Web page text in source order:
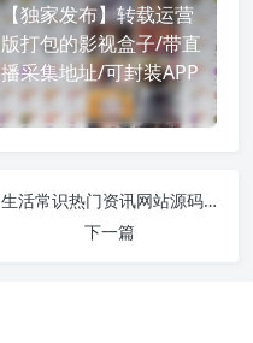
【独家发布】转载运营
版打包的影视盒子/带直
播采集地址/可封装APP
生活常识热门资讯网站源码 eyoucms易优内核
下一篇